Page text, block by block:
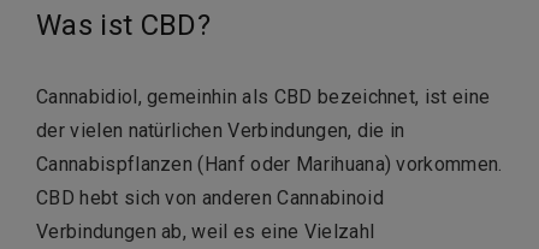
Was ist CBD?
Cannabidiol, gemeinhin als CBD bezeichnet, ist eine
der vielen natürlichen Verbindungen, die in
Cannabispflanzen (Hanf oder Marihuana) vorkommen.
CBD hebt sich von anderen Cannabinoid
Verbindungen ab, weil es eine Vielzahl